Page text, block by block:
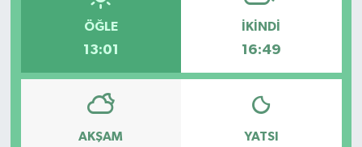
ÖĞLE
13:01
İKINDI
16:49
AKŞAM YATSI